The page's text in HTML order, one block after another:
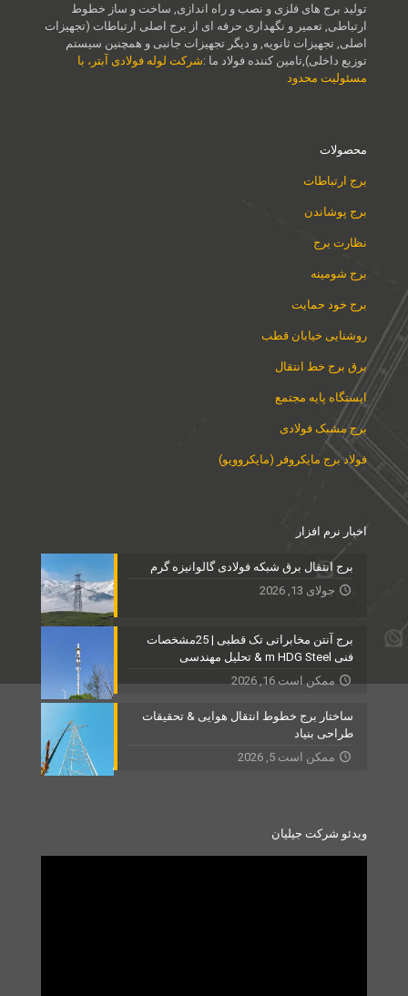
تولید برج های فلزی و نصب و راه اندازی, ساخت و ساز خطوط
ارتباطی, تعمیر و نگهداری حرفه ای از برج اصلی ارتباطات (تجهیزات
اصلی, تجهیزات ثانویه, و دیگر تجهیزات جانبی و همچنین سیستم
توزیع داخلی),تامین کننده فولاد ما :شرکت لوله فولادی آبتر، با
مسئولیت محدود
محصولات
برج ارتباطات
برج پوشاندن
نظارت برج
برج شومینه
برج خود حمایت
روشنایی خیابان قطب
برق برج خط انتقال
ایستگاه پایه مجتمع
برج مشبک فولادی
فولاد برج مایکروفر (مایکروویو)
اخبار نرم افزار
برج انتقال برق شبکه فولادی گالوانیزه گرم
جولای 13, 2026
برج آنتن مخابراتی تک قطبی | 25مشخصات
فنی m HDG Steel & تحلیل مهندسی
ممکن است 16, 2026
ساختار برج خطوط انتقال هوایی & تحقیقات
طراحی بنیاد
ممکن است 5, 2026
ویدئو شرکت جیلیان